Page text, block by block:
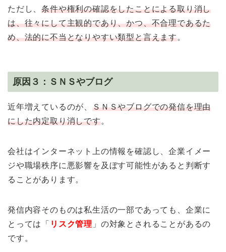
ただし、条件や権利の確認をしたことによる取り消し
は、往々にして主観的であり、かつ、不合理であるた
め、法的に不当となりやすい類型と言えます。
原因３：ＳＮＳやブログ
近年増えているのが、 ＳＮＳやブログでの発信を理由
にした内定取り消しです。
会社はインターネット上の情報を確認し、企業イメー
ジや職場秩序に悪影響を及ぼす可能性があると判断す
ることがあります。
発信内容そのものは私生活の一部であっても、企業に
とっては「 リスク管理 」の対象とされることがあるの
です。